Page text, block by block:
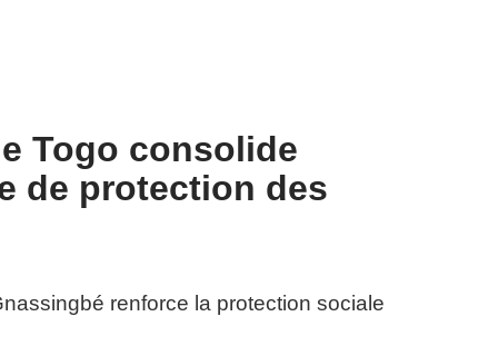
Togo consolide
de protection des